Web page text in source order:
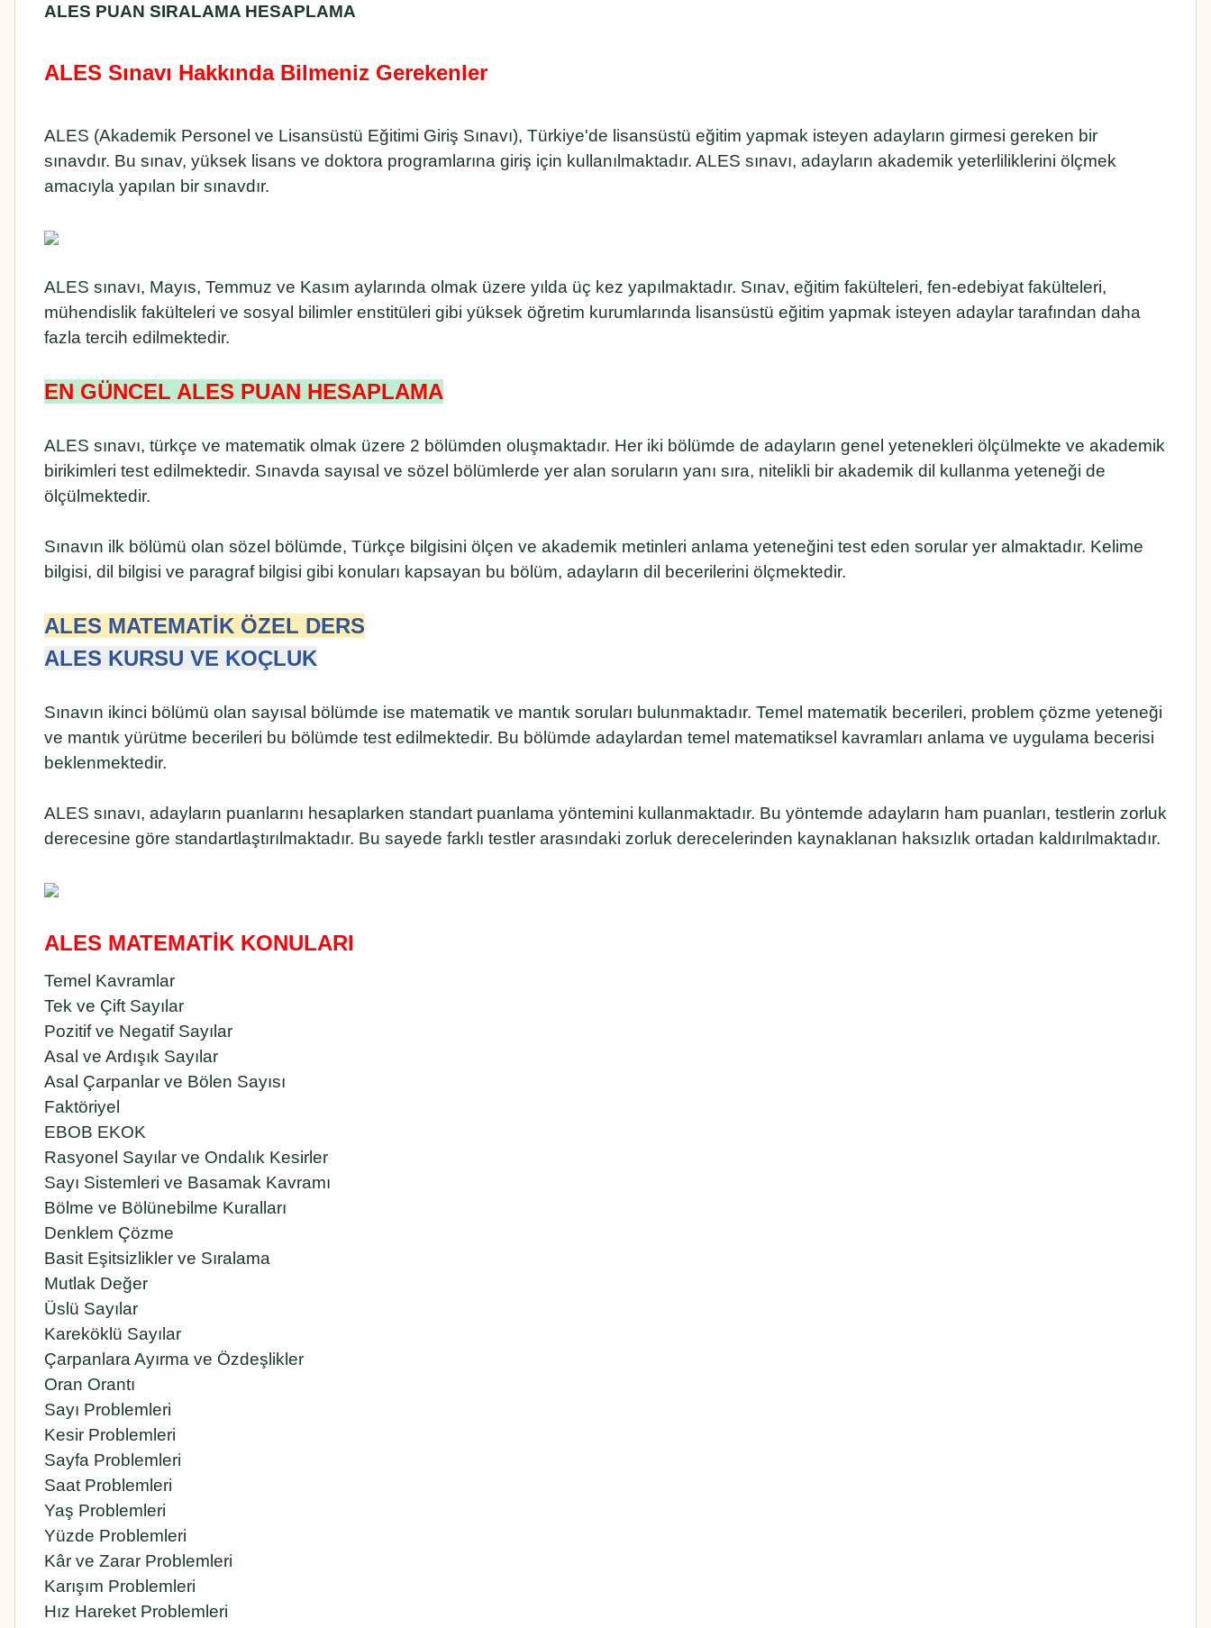
ALES PUAN SIRALAMA HESAPLAMA
ALES Sınavı Hakkında Bilmeniz Gerekenler
ALES (Akademik Personel ve Lisansüstü Eğitimi Giriş Sınavı), Türkiye'de lisansüstü eğitim yapmak isteyen adayların girmesi gereken bir
sınavdır. Bu sınav, yüksek lisans ve doktora programlarına giriş için kullanılmaktadır. ALES sınavı, adayların akademik yeterliliklerini ölçmek
amacıyla yapılan bir sınavdır.
ALES sınavı, Mayıs, Temmuz ve Kasım aylarında olmak üzere yılda üç kez yapılmaktadır. Sınav, eğitim fakülteleri, fen-edebiyat fakülteleri,
mühendislik fakülteleri ve sosyal bilimler enstitüleri gibi yüksek öğretim kurumlarında lisansüstü eğitim yapmak isteyen adaylar tarafından daha
fazla tercih edilmektedir.
EN GÜNCEL ALES PUAN HESAPLAMA
ALES sınavı, türkçe ve matematik olmak üzere 2 bölümden oluşmaktadır. Her iki bölümde de adayların genel yetenekleri ölçülmekte ve akademik
birikimleri test edilmektedir. Sınavda sayısal ve sözel bölümlerde yer alan soruların yanı sıra, nitelikli bir akademik dil kullanma yeteneği de
ölçülmektedir.
Sınavın ilk bölümü olan sözel bölümde, Türkçe bilgisini ölçen ve akademik metinleri anlama yeteneğini test eden sorular yer almaktadır. Kelime
bilgisi, dil bilgisi ve paragraf bilgisi gibi konuları kapsayan bu bölüm, adayların dil becerilerini ölçmektedir.
ALES MATEMATİK ÖZEL DERS
ALES KURSU VE KOÇLUK
Sınavın ikinci bölümü olan sayısal bölümde ise matematik ve mantık soruları bulunmaktadır. Temel matematik becerileri, problem çözme yeteneği
ve mantık yürütme becerileri bu bölümde test edilmektedir. Bu bölümde adaylardan temel matematiksel kavramları anlama ve uygulama becerisi
beklenmektedir.
ALES sınavı, adayların puanlarını hesaplarken standart puanlama yöntemini kullanmaktadır. Bu yöntemde adayların ham puanları, testlerin zorluk
derecesine göre standartlaştırılmaktadır. Bu sayede farklı testler arasındaki zorluk derecelerinden kaynaklanan haksızlık ortadan kaldırılmaktadır.
ALES MATEMATİK KONULARI
Temel Kavramlar
Tek ve Çift Sayılar
Pozitif ve Negatif Sayılar
Asal ve Ardışık Sayılar
Asal Çarpanlar ve Bölen Sayısı
Faktöriyel
EBOB EKOK
Rasyonel Sayılar ve Ondalık Kesirler
Sayı Sistemleri ve Basamak Kavramı
Bölme ve Bölünebilme Kuralları
Denklem Çözme
Basit Eşitsizlikler ve Sıralama
Mutlak Değer
Üslü Sayılar
Kareköklü Sayılar
Çarpanlara Ayırma ve Özdeşlikler
Oran Orantı
Sayı Problemleri
Kesir Problemleri
Sayfa Problemleri
Saat Problemleri
Yaş Problemleri
Yüzde Problemleri
Kâr ve Zarar Problemleri
Karışım Problemleri
Hız Hareket Problemleri